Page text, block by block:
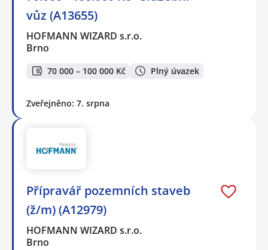
vůz (A13655)
HOFMANN WIZARD s.r.o.
Brno
70 000 – 100 000 Kč Plný úvazek
Zveřejněno: 7. srpna
Přípravář pozemních staveb
(ž/m) (A12979)
HOFMANN WIZARD s.r.o.
Brno